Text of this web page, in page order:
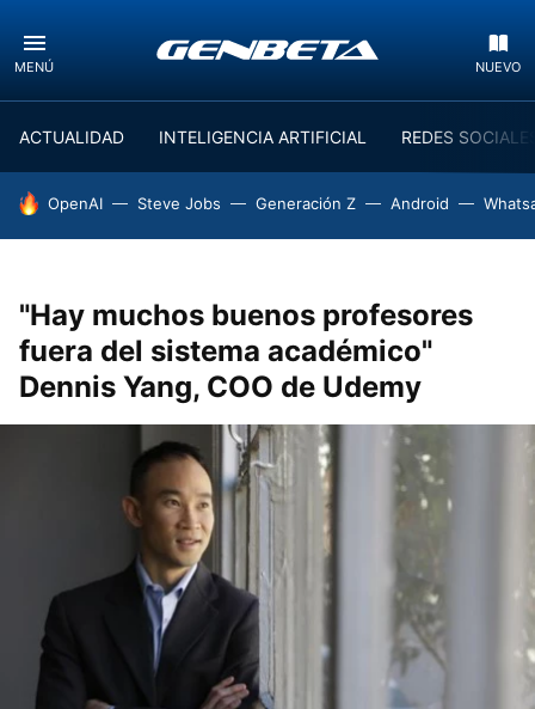
MENÚ NUEVO
ACTUALIDAD INTELIGENCIA ARTIFICIAL REDES
HOY SE HABLA DE
OpenAI Steve Jobs Generación Z Android
"Hay muchos buenos profesores
fuera del sistema académico"
Dennis Yang, COO de Udemy